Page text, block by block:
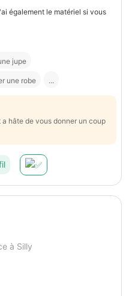
également le matériel si vous
jupe
une robe ...
hâte de vous donner un coup
à Silly